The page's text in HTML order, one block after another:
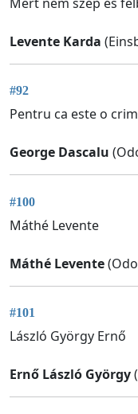
Levente Karda
#92
Pentru ca este o
George Dascalu
#100
Máthé Levente
Máthé Levente
#101
László György Ernő
Ernő László György